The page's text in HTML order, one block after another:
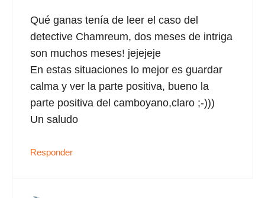
Qué ganas tenía de leer el caso del
detective Chamreum, dos meses de intriga
son muchos meses! jejejeje
En estas situaciones lo mejor es guardar
calma y ver la parte positiva, bueno la
parte positiva del camboyano,claro ;-)))
Un saludo
Responder